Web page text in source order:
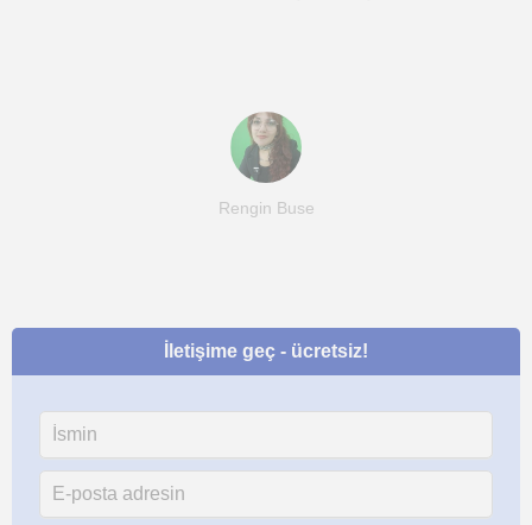
Rengin Buse
İletişime geç - ücretsiz!